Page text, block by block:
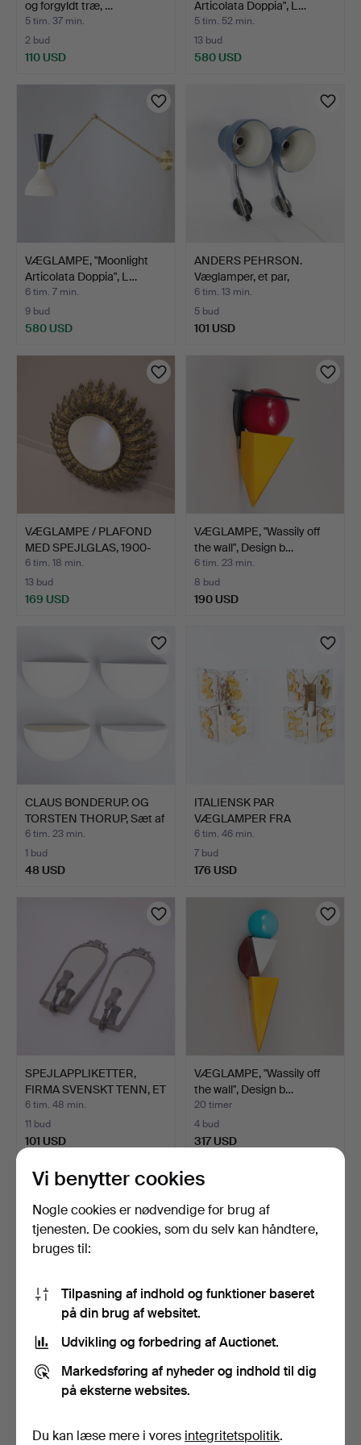
og forgyldt træ, …
5 tim. 37 min.
2 bud
110 USD
Articolata Doppia", L…
5 tim. 52 min.
13 bud
580 USD
VÆGLAMPE, "Moonlight
Articolata Doppia", L…
6 tim. 7 min.
9 bud
580 USD
ANDERS PEHRSON.
Væglamper, et par,
"Bumlin…
6 tim. 13 min.
5 bud
101 USD
VÆGLAMPE / PLAFOND
MED SPEJLGLAS, 1900-
TAL…
6 tim. 18 min.
13 bud
169 USD
VÆGLAMPE, "Wassily off
the wall", Design b…
6 tim. 23 min.
8 bud
190 USD
CLAUS BONDERUP. OG
TORSTEN THORUP, Sæt af
…
6 tim. 23 min.
1 bud
48 USD
ITALIENSK PAR
VÆGLAMPER FRA
MAZZEGA MURANO…
6 tim. 46 min.
7 bud
176 USD
SPEJLAPPLIKETTER,
FIRMA SVENSKT TENN, ET
P…
6 tim. 48 min.
11 bud
101 USD
VÆGLAMPE, "Wassily off
the wall", Design b…
20 timer
4 bud
317 USD
VÆGLAMPE, glas/gulmetal,
21 timer
VÆGLAMPE, "Wassily off
21 timer
Vi benytter cookies
Nogle cookies er nødvendige for brug af
tjenesten. De cookies, som du selv kan håndtere,
bruges til:
Tilpasning af indhold og funktioner baseret
på din brug af websitet.
Udvikling og forbedring af Auctionet.
Markedsføring af nyheder og indhold til dig
på eksterne websites.
Du kan læse mere i vores integritetspolitik.